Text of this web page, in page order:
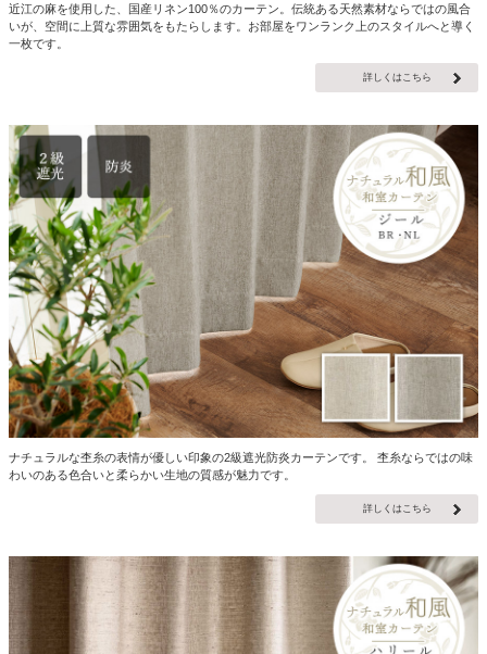
近江の麻を使用した、国産リネン100％のカーテン。伝統ある天然素材ならではの風合
いが、空間に上質な雰囲気をもたらします。お部屋をワンランク上のスタイルへと導く
一枚です。
詳しくはこちら
ナチュラルな杢糸の表情が優しい印象の2級遮光防炎カーテンです。 杢糸ならではの味
わいのある色合いと柔らかい生地の質感が魅力です。
詳しくはこちら